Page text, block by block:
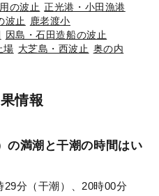
の波止 正光港・小田漁港
波止
鹿老渡小
因島・石田造船の波止
場 大芝島・西波止 奥の内
情報
の満潮と干潮の時間はい
分（干潮）、20時00分